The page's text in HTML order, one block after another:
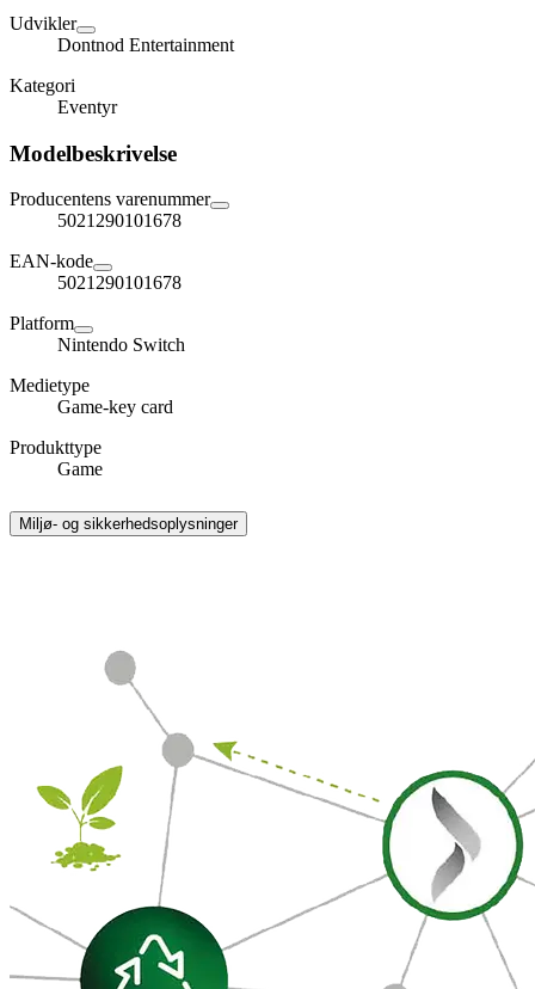
Udvikler
Dontnod Entertainment
Kategori
Eventyr
Modelbeskrivelse
Producentens varenummer
5021290101678
EAN-kode
5021290101678
Platform
Nintendo Switch
Medietype
Game-key card
Produkttype
Game
Miljø- og sikkerhedsoplysninger